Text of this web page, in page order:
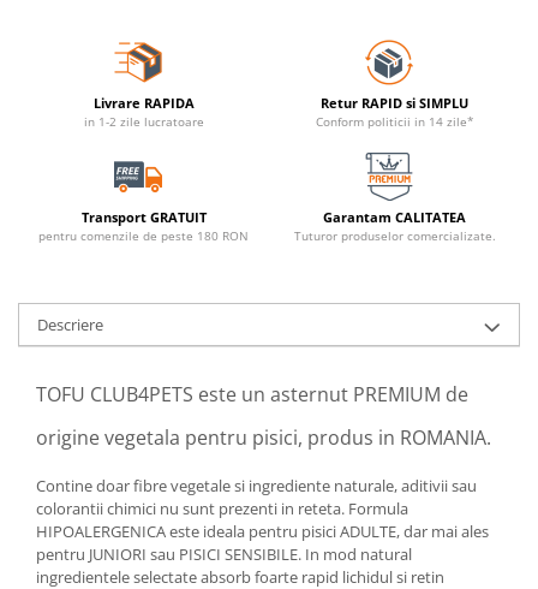
Livrare RAPIDA
in 1-2 zile lucratoare
Retur RAPID si SIMPLU
Conform politicii in 14 zile*
Transport GRATUIT
pentru comenzile de peste 180 RON
Garantam CALITATEA
Tuturor produselor comercializate.
Descriere
TOFU CLUB4PETS este un asternut PREMIUM de
origine vegetala pentru pisici, produs in ROMANIA.
Contine doar fibre vegetale si ingrediente naturale, aditivii sau
colorantii chimici nu sunt prezenti in reteta. Formula
HIPOALERGENICA este ideala pentru pisici ADULTE, dar mai ales
pentru JUNIORI sau PISICI SENSIBILE. In mod natural
ingredientele selectate absorb foarte rapid lichidul si retin